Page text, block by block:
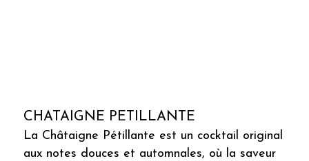
CHATAIGNE PETILLANTE
La Châtaigne Pétillante est un cocktail original
aux notes douces et automnales, où la saveur